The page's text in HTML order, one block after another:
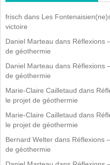
frisch dans Les
victoire
Daniel Marteau dans Réflexions
de géothermie
Daniel Marteau dans Réflexions
de géothermie
Marie-Claire Cailletaud dans
le projet de géothermie
Marie-Claire Cailletaud dans
le projet de géothermie
Bernard Welter dans Réflexions
de géothermie